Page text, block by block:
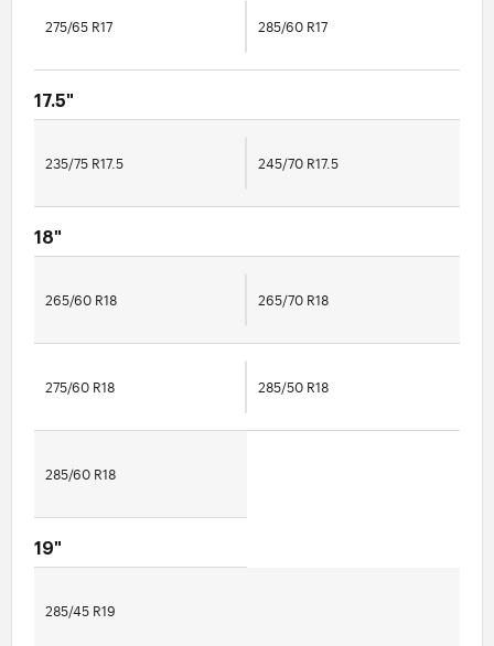
275/65 R17 285/60 R17
17.5"
235/75 R17.5 245/70 R17.5
18"
265/60 R18 265/70 R18
275/60 R18 285/50 R18
285/60 R18
19"
285/45 R19